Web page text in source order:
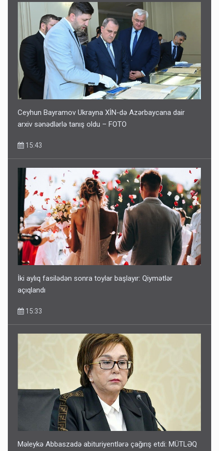
Ceyhun Bayramov Ukrayna XİN-də Azərbaycana dair
arxiv sənədlərlə tanış oldu – FOTO
15:43
İki aylıq fasilədən sonra toylar başlayır: Qiymətlər
açıqlandı
15:33
Məleykə Abbaszadə abituriyentlərə çağırış etdi: MÜTLƏQ